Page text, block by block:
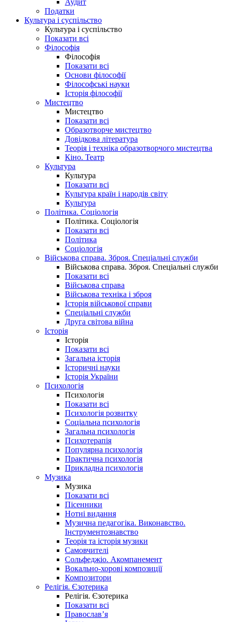
Аудит
Податки
Культура і суспільство
Культура і суспільство
Показати всі
Філософія
Філософія
Показати всі
Основи філософії
Філософські науки
Історія філософії
Мистецтво
Мистецтво
Показати всі
Образотворче мистецтво
Довідкова література
Теорія і техніка образотворчого мистецтва
Кіно. Театр
Культура
Культура
Показати всі
Культура країн і народів світу
Культура
Політика. Соціологія
Політика. Соціологія
Показати всі
Політика
Соціологія
Військова справа. Зброя. Спеціальні служби
Військова справа. Зброя. Спеціальні служби
Показати всі
Військова справа
Військова техніка і зброя
Історія військової справи
Спеціальні служби
Друга світова війна
Історія
Історія
Показати всі
Загальна історія
Історичні науки
Історія України
Психологія
Психологія
Показати всі
Психологія розвитку
Соціальна психологія
Загальна психологія
Психотерапія
Популярна психологія
Практична психологія
Прикладна психологія
Музика
Музика
Показати всі
Пісенники
Нотні видання
Музична педагогіка. Виконавство.
Інструментознавство
Теорія та історія музики
Самовчителі
Сольфеджіо. Акомпанемент
Вокально-хорові композиції
Композитори
Релігія. Єзотерика
Релігія. Єзотерика
Показати всі
Православ’я